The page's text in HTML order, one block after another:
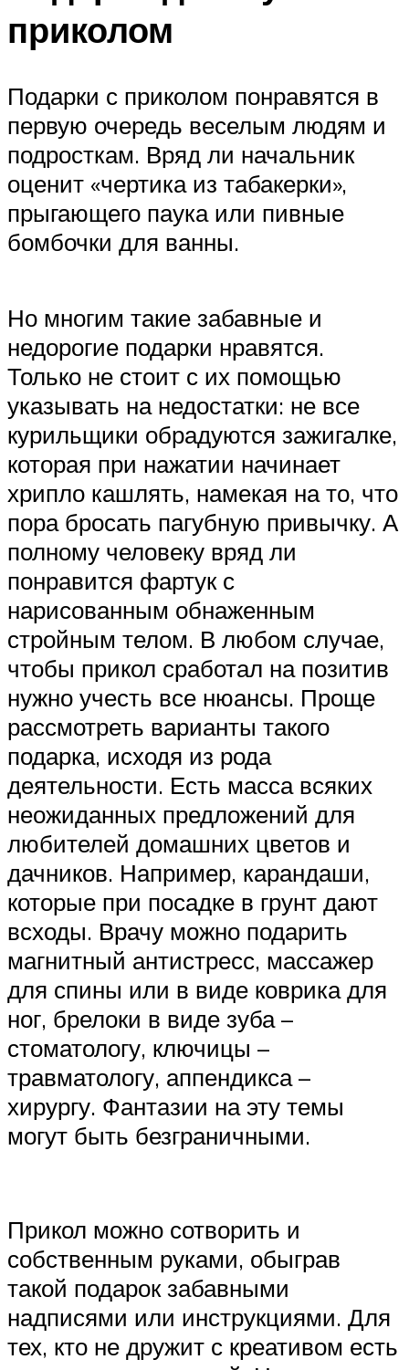
приколом
Подарки с приколом понравятся в
первую очередь веселым людям и
подросткам. Вряд ли начальник
оценит «чертика из табакерки»,
прыгающего паука или пивные
бомбочки для ванны.
Но многим такие забавные и
недорогие подарки нравятся.
Только не стоит с их помощью
указывать на недостатки: не все
курильщики обрадуются зажигалке,
которая при нажатии начинает
хрипло кашлять, намекая на то, что
пора бросать пагубную привычку. А
полному человеку вряд ли
понравится фартук с
нарисованным обнаженным
стройным телом. В любом случае,
чтобы прикол сработал на позитив
нужно учесть все нюансы. Проще
рассмотреть варианты такого
подарка, исходя из рода
деятельности. Есть масса всяких
неожиданных предложений для
любителей домашних цветов и
дачников. Например, карандаши,
которые при посадке в грунт дают
всходы. Врачу можно подарить
магнитный антистресс, массажер
для спины или в виде коврика для
ног, брелоки в виде зуба –
стоматологу, ключицы –
травматологу, аппендикса –
хирургу. Фантазии на эту темы
могут быть безграничными.
Прикол можно сотворить и
собственным руками, обыграв
такой подарок забавными
надписями или инструкциями. Для
тех, кто не дружит с креативом есть